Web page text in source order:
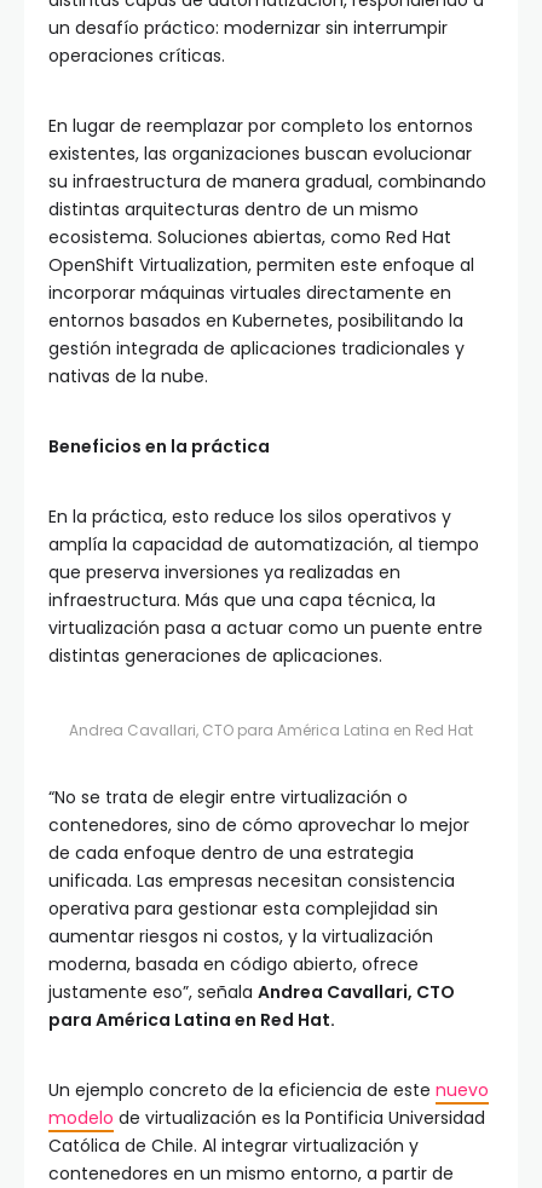
un desafío práctico: modernizar sin interrumpir
operaciones críticas.
En lugar de reemplazar por completo los entornos
existentes, las organizaciones buscan evolucionar
su infraestructura de manera gradual, combinando
distintas arquitecturas dentro de un mismo
ecosistema. Soluciones abiertas, como Red Hat
OpenShift Virtualization, permiten este enfoque al
incorporar máquinas virtuales directamente en
entornos basados en Kubernetes, posibilitando la
gestión integrada de aplicaciones tradicionales y
nativas de la nube.
Beneficios en la práctica
En la práctica, esto reduce los silos operativos y
amplía la capacidad de automatización, al tiempo
que preserva inversiones ya realizadas en
infraestructura. Más que una capa técnica, la
virtualización pasa a actuar como un puente entre
distintas generaciones de aplicaciones.
Andrea Cavallari, CTO para América Latina en Red Hat
“No se trata de elegir entre virtualización o
contenedores, sino de cómo aprovechar lo mejor
de cada enfoque dentro de una estrategia
unificada. Las empresas necesitan consistencia
operativa para gestionar esta complejidad sin
aumentar riesgos ni costos, y la virtualización
moderna, basada en código abierto, ofrece
justamente eso”, señala Andrea Cavallari, CTO
para América Latina en Red Hat.
Un ejemplo concreto de la eficiencia de este nuevo
modelo de virtualización es la Pontificia Universidad
Católica de Chile. Al integrar virtualización y
contenedores en un mismo entorno, a partir de